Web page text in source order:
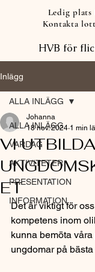
HVB för
Ledig
Kontakta
Inlägg
ALLA INLÄGG
VARDAG
AKTIVITETER
PRESENTATION
INFORMATION
ALLA INLÄGG
VI
ET
Johanna
18 nov. 2024 1 min
Det är viktigt för
kompetens inom
kunna bemöta
ungdomar på bästa